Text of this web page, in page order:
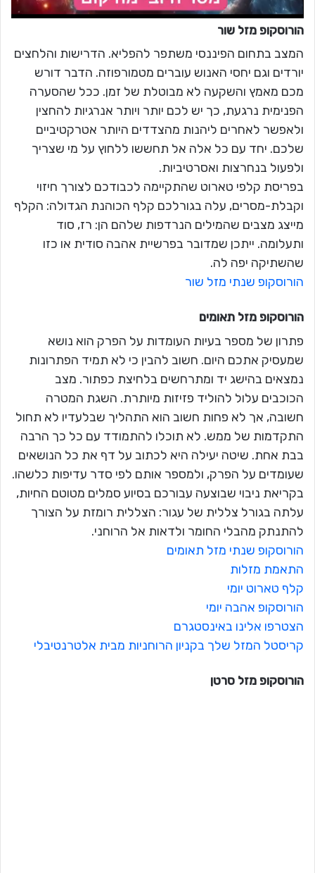
הורוסקופ מזל שור
המצב בתחום הפיננסי משתפר להפליא. הדרישות והלחצים
יורדים וגם יחסי האנוש עוברים מטמורפוזה. הדבר דורש
מכם מאמץ והשקעה לא מבוטלת של זמן. ככל שהסערה
הפנימית נרגעת, כך יש לכם יותר ויותר אנרגיות להחצין
ולאפשר לאחרים ליהנות מהצדדים היותר אטרקטיביים
שלכם. יחד עם כל אלה אל תחששו ללחוץ על מי שצריך
ולפעול בנחרצות ואסרטיביות.
בפריסת קלפי טארוט שהתקיימה לכבודכם לצורך חיזוי
וקבלת-מסרים, עלה בגורלכם קלף הכוהנת הגדולה: הקלף
מייצג מצבים שהמילים הנרדפות שלהם הן: רז, סוד
ותעלומה. ייתכן שמדובר בפרשיית אהבה סודית או כזו
שהשתיקה יפה לה.
הורוסקופ שנתי מזל שור
הורוסקופ מזל תאומים
פתרון של מספר בעיות העומדות על הפרק הוא נושא
שמעסיק אתכם היום. חשוב להבין כי לא תמיד הפתרונות
נמצאים בהישג יד ומתרחשים בלחיצת כפתור. מצב
הכוכבים עלול להוליד פזיזות מיותרת. השגת המטרה
חשובה, אך לא פחות חשוב הוא התהליך שבלעדיו לא תחול
התקדמות של ממש. לא תוכלו להתמודד עם כל כך הרבה
בבת אחת. שיטה יעילה היא לכתוב על דף את כל הנושאים
שעומדים על הפרק, ולמספר אותם לפי סדר עדיפות כלשהו.
בקריאת ניבוי שבוצעה עבורכם בסיוע סמלים מטוטם החיות,
עלתה בגורל צללית של עגור: הצללית רומזת על הצורך
להתנתק מהבלי החומר ולדאות אל הרוחני.
הורוסקופ שנתי מזל תאומים
התאמת מזלות
קלף טארוט יומי
הורוסקופ אהבה יומי
הצטרפו אלינו באינסטגרם
קריסטל המזל שלך בקניון הרוחניות מבית אלטרנטיבלי
הורוסקופ מזל סרטן